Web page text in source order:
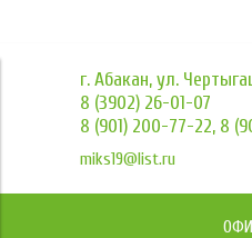
г. Абакан, ул.
8 (3902) 26-01-07
8 (901) 200-77-22, 8
miks19@list.ru